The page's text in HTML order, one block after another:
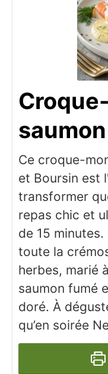
Ce croque-
et Boursin est
transformer
repas chic et
de 15
toute la
herbes, marié
saumon fumé
doré. À
qu’en soirée